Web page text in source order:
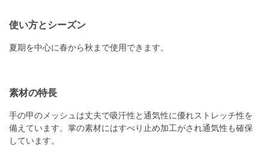
使い方とシーズン
夏期を中心に春から秋まで使用できます。
素材の特長
手の甲のメッシュは丈夫で吸汗性と通気性に優れストレッチ性を
備えています。掌の素材にはすべり止め加工がされ通気性も確保
しています。